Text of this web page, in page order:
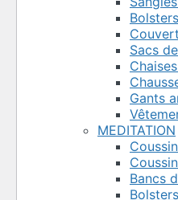
Bolsters
Sacs
Gants
MEDITATION
Bancs
Bolsters